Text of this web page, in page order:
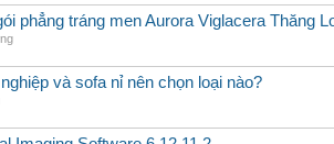
phẳng tráng men Aurora Viglacera Thăng
và sofa nỉ nên chọn loại nào?